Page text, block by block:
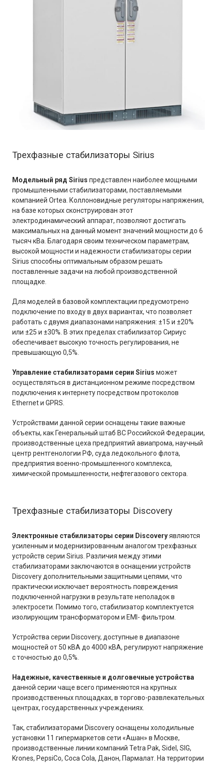
Трехфазные стабилизаторы Sirius
Модельный ряд Sirius представлен наиболее мощными
промышленными стабилизаторами, поставляемыми
компанией Ortea. Коллоновидные регуляторы напряжения,
на базе которых сконструирован этот
электродинамический аппарат, позволяют достигать
максимальных на данный момент значений мощности до 6
тысяч кВа. Благодаря своим техническом параметрам,
высокой мощности и надежности стабилизаторы серии
Sirius способны оптимальным образом решать
поставленные задачи на любой производственной
площадке.
Для моделей в базовой комплектации предусмотрено
подключение по входу в двух вариантах, что позволяет
работать с двумя диапазонами напряжения: ±15 и ±20%
или ±25 и ±30%. В этих пределах стабилизатор Сириус
обеспечивает высокую точность регулирования, не
превышающую 0,5%.
Управление стабилизаторами серии Sirius может
осуществляться в дистанционном режиме посредством
подключения к интернету посредством протоколов
Ethernet и GPRS.
Устройствами данной серии оснащены такие важные
объекты, как Генеральный штаб ВС Российской Федерации,
производственные цеха предприятий авиапрома, научный
центр рентгенологии РФ, суда ледокольного флота,
предприятия военно-промышленного комплекса,
химической промышленности, нефтегазового сектора.
Трехфазные стабилизаторы Discovery
Электронные стабилизаторы серии Discoveryявляются
усиленным и модернизированным аналогом трехфазных
устройств серии Sirius. Различия между этими
стабилизаторами заключаются в оснащении устройств
Discovery дополнительными защитными цепями, что
практически исключает вероятность повреждения
подключенной нагрузки в результате неполадок в
электросети. Помимо того, стабилизатор комплектуется
изолирующим трансформатором и EMI- фильтром.
Устройства серии Discovery, доступные в диапазоне
мощностей от 50 кВА до 4000 кВА, регулируют напряжение
с точностью до 0,5%.
Надежные, качественные и долговечные устройства
данной серии чаще всего применяются на крупных
производственных площадках, в торгово-развлекательных
центрах, государственных учреждениях.
Так, стабилизаторами Discovery оснащены холодильные
установки 11 гипермаркетов сети «Ашан» в Москве,
производственные линии компаний Tetra Pak, Sidel, SIG,
Krones, PepsiCo, Coca Cola, Данон, Пармалат. На территории